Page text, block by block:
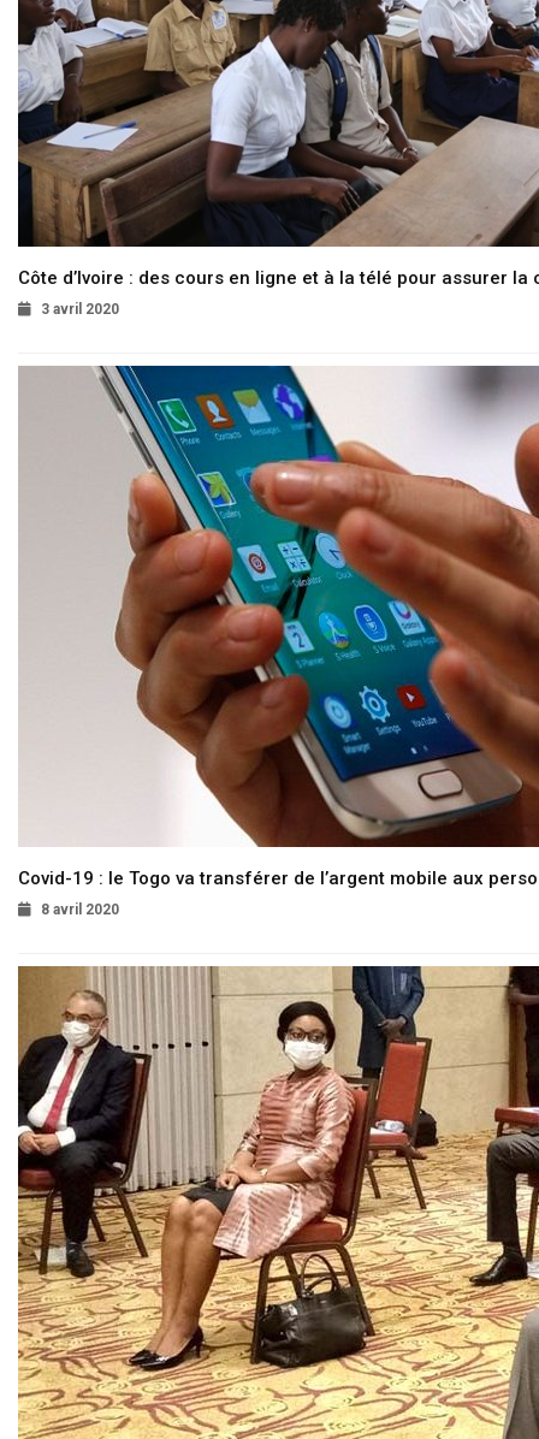
Côte d’Ivoire : des cours en ligne et à la télé pour assurer la
3 avril 2020
Covid-19 : le Togo va transférer de l’argent mobile aux
8 avril 2020